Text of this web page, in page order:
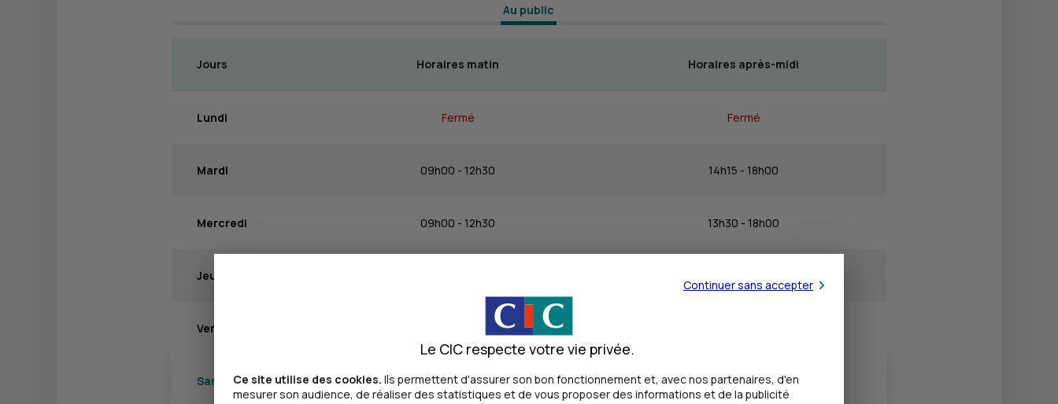
Au public
Jours Horaires matin Horaires après-midi
Lundi Fermé Fermé
Mardi 09h00 - 12h30 14h15 - 18h00
Mercredi 09h00 - 12h30 13h30 - 18h00
Jeudi
Vendredi
Samedi 09h00 - 12h30 Fermé
Continuer sans accepter
Le CIC respecte votre vie privée.
Ce site utilise des cookies. Ils permettent d'assurer son bon fonctionnement et, avec nos partenaires, d'en
mesurer son audience, de réaliser des statistiques et de vous proposer des informations et de la publicité